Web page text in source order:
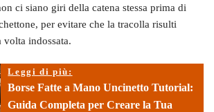
ci siano giri della catena stessa prima di
per evitare che la tracolla risulti
volta indossata.
Leggi di più:
Borse Fatte a Mano Uncinetto Tutorial:
Guida Completa per Creare la Tua